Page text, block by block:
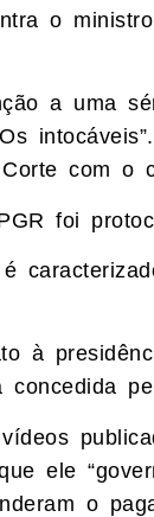
o
a uma
com o
foi
à
concedida
ele
o